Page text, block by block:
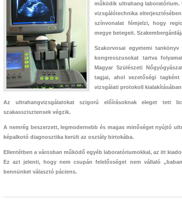
működik ultrahang
vizsgálótechnika
színvonalat fémjelzi, hogy
megye betegeit.
Szakorvosai egyetemi
kongresszusokat tartva
Magyar Szülészeti
tagjai, ahol vezetőségi
vizsgálati protokoll
Az ultrahangvizsgálatokat szigorú előírásoknak eleget tett
szakasszisztensek végzik.
A nemrég beszerzett, legmodernebb és magas minőséget nyújtó
képalkotó diagnosztika került az osztály birtokába.
Ellentétben a városban működő egyéb laboratóriumokkal, az itt
Ez azt jelenti, hogy nem csupán felelősséget nem vállaló
bennünket választó páciens.